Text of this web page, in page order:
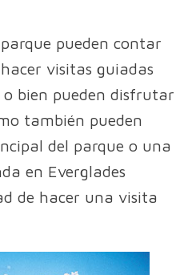
pueden contar
visitas guiadas
o bien pueden disfrutar
también pueden
del parque o una
en Everglades
de hacer una visita